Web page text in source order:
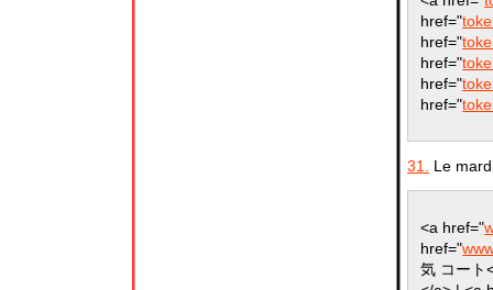
href="
href="
href="
href="
href="
31. Le
<a href="
href="
気 コート